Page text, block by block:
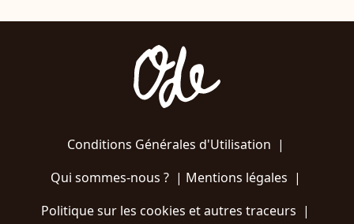
Conditions Générales d'Utilisation |
Qui sommes-nous ?| Mentions légales |
Politique sur les cookies et autres traceurs |